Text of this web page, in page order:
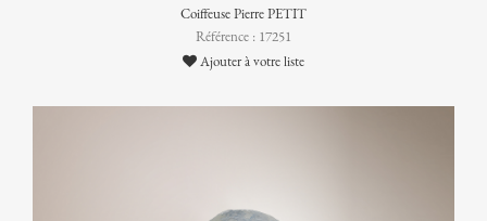
Coiffeuse Pierre PETIT
Référence : 17251
Ajouter à votre liste